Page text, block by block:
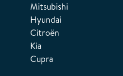
Mitsubishi
Hyundai
Citroën
Kia
Cupra